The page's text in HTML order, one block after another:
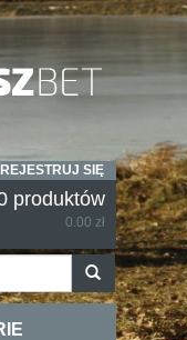
SIĘ
produktów
0.00 zł